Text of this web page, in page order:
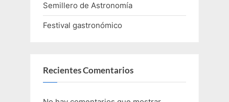
Semillero de Astronomía
Festival gastronómico
Recientes Comentarios